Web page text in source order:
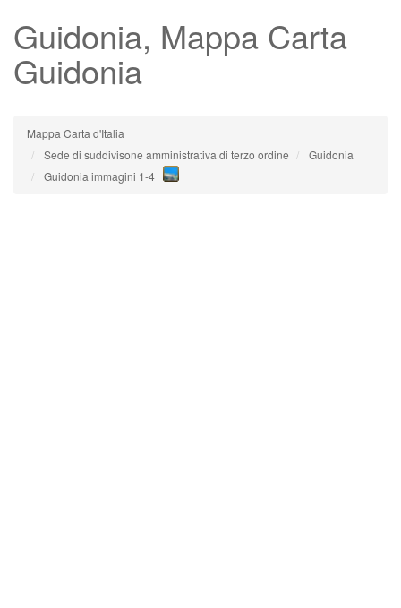
Guidonia, Mappa Carta
Guidonia
Mappa Carta d'Italia
Sede di suddivisone amministrativa di terzo ordine
Guidonia
Guidonia immagini 1-4